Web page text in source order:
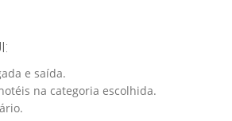
e saída.
na categoria escolhida.